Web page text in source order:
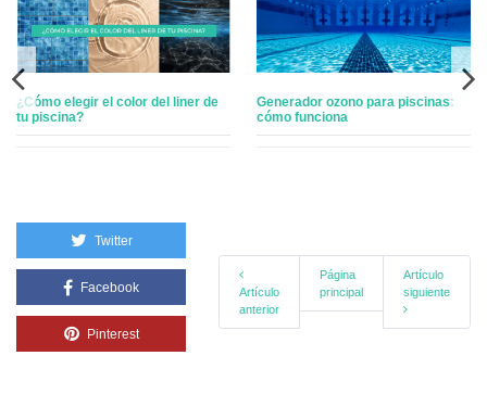
ozono para piscinas:
Ley propiedad horizontal: piscinas
comunitarias
Guía
piscina
Twitter
Facebook
Pinterest
Artículo
anterior
Página
principal
Artículo
siguiente